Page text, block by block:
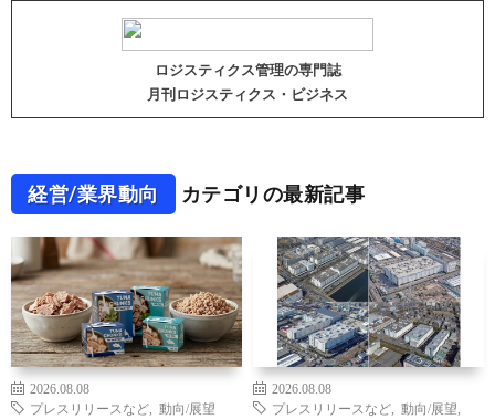
ロジスティクス管理の専門誌
月刊ロジスティクス・ビジネス
経営/業界動向 カテゴリの最新記事
2026.08.08
プレスリリースなど
動向/展望
2026.08.08
プレスリリースなど
動向/展望